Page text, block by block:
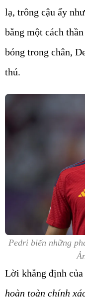
lạ, trông cậu ấy
bằng một cách
bóng trong chân,
thú.
Pedri biến những
Lời khẳng định
hoàn toàn chính